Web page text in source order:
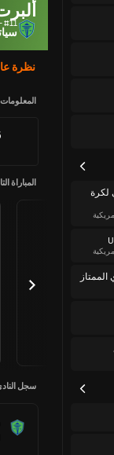
لكرة
الممتاز
#11 - لاعب خط وسط
نظرة
المعلومات
المباراة
سجل